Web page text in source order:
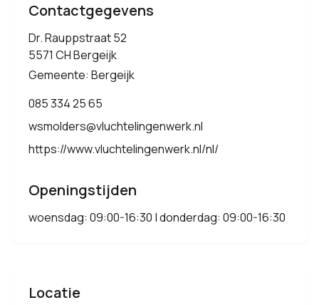
Contactgegevens
Dr. Rauppstraat 52
5571 CH Bergeijk
Gemeente: Bergeijk
085 334 25 65
wsmolders@vluchtelingenwerk.nl
https://www.vluchtelingenwerk.nl/nl/
Openingstijden
woensdag: 09:00-16:30 | donderdag: 09:00-16:30
Locatie